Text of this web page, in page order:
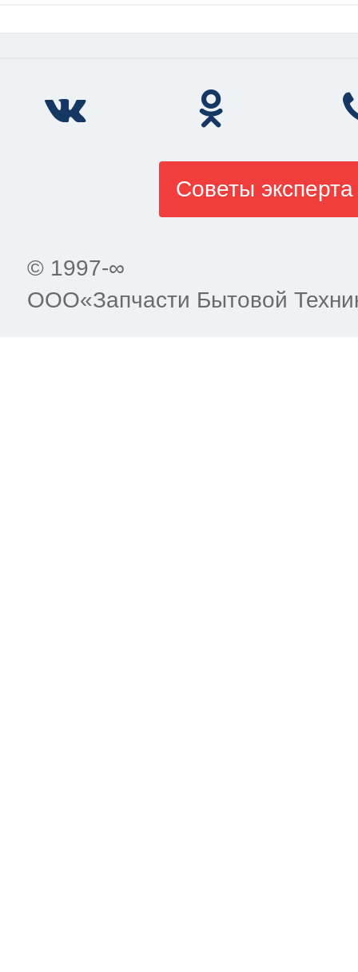
Советы
© 1997-∞
ООО«Запчасти Бытовой